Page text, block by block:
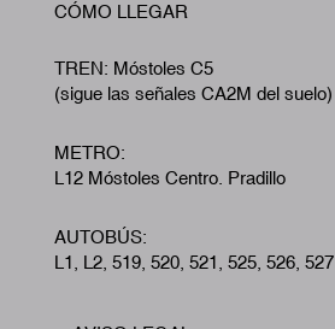
CÓMO LLEGAR
TREN: Móstoles C5
(sigue las señales CA2M del suelo)
METRO:
L12 Móstoles Centro. Pradillo
AUTOBÚS:
L1, L2, 519, 520, 521, 525, 526, 527